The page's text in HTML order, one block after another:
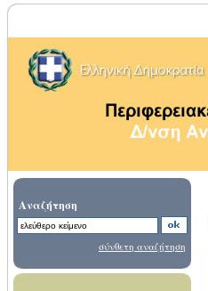
Αναζήτηση
σύνθετη αναζήτηση